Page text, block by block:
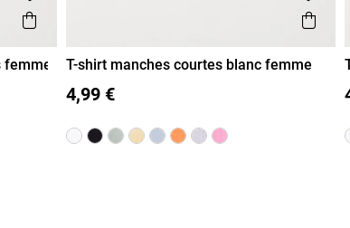
Ajouter aux favoris
Aperçu rapide
femme
S M
T-shirt manches courtes blanc femme
4,99 €